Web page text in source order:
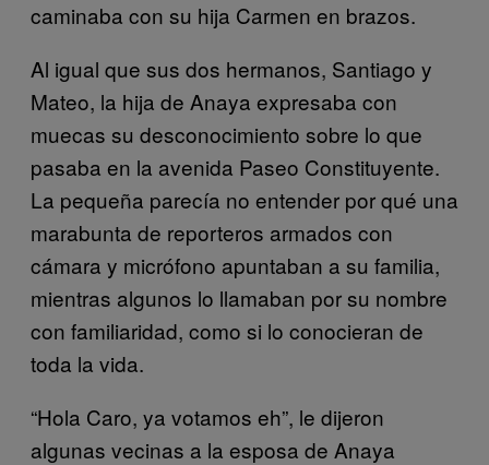
caminaba con su hija Carmen en brazos.
Al igual que sus dos hermanos, Santiago y
Mateo, la hija de Anaya expresaba con
muecas su desconocimiento sobre lo que
pasaba en la avenida Paseo Constituyente.
La pequeña parecía no entender por qué una
marabunta de reporteros armados con
cámara y micrófono apuntaban a su familia,
mientras algunos lo llamaban por su nombre
con familiaridad, como si lo conocieran de
toda la vida.
“Hola Caro, ya votamos eh”, le dijeron
algunas vecinas a la esposa de Anaya